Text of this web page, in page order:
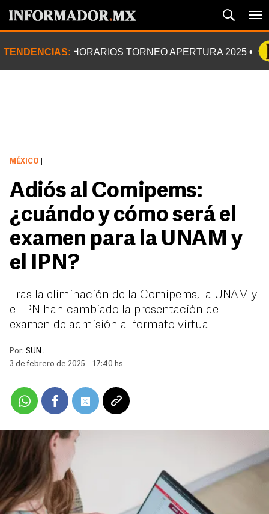
TENDENCIAS: HORARIOS TORNEO APERTURA 2025
MÉXICO
Adiós al Comipems:
¿cuándo y cómo será el
examen para la UNAM y
el IPN?
Tras la eliminación de la Comipems, la UNAM y
el IPN han cambiado la presentación del
examen de admisión al formato virtual
Por: SUN .
3 de febrero de 2025 - 17:40 hs